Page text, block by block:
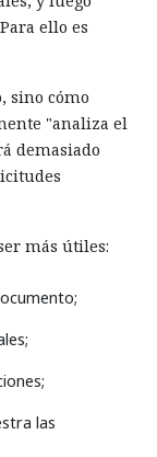
ello es
sino cómo
"analiza el
demasiado
más útiles:
las